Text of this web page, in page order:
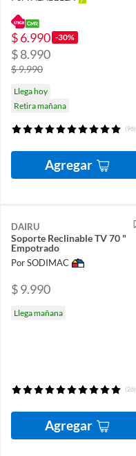
$ 6.990 -30%
$ 8.990
$ 9.990
Llega hoy
Retira mañana
(96)
Agregar
DAIRU
Soporte Reclinable TV 70 "
Empotrado
Por SODIMAC
$ 9.990
Llega mañana
(26)
Agregar